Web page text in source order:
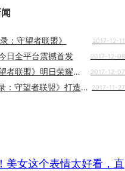
：守望者联盟》 2017-12-11
日全平台震撼首发 2017-12-08
枪神将临！《枪神默示录：守望者联盟》明日荣耀上线 2017-12-07
TPS手游巅峰钜献《枪神默示录：守望者联盟》打造纯正竞技体验 2017-11-27
美女这个表情太好看，直